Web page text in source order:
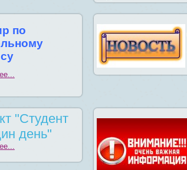
по
"Студент
день"